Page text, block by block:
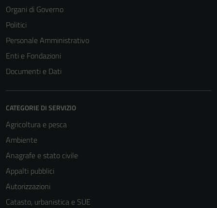
Organi di Governo
Politici
Personale Amministrativo
Enti e Fondazioni
Documenti e Dati
CATEGORIE DI SERVIZIO
Agricoltura e pesca
Ambiente
Anagrafe e stato civile
Appalti pubblici
Autorizzazioni
Catasto, urbanistica e SUE